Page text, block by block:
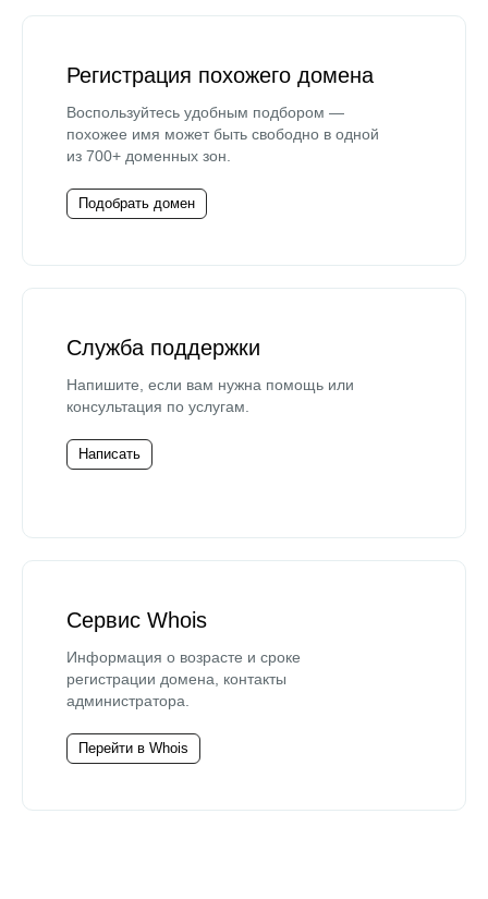
Регистрация похожего домена
Воспользуйтесь удобным подбором —
похожее имя может быть свободно в одной
из 700+ доменных зон.
Подобрать домен
Служба поддержки
Напишите, если вам нужна помощь или
консультация по услугам.
Написать
Сервис Whois
Информация о возрасте и сроке
регистрации домена, контакты
администратора.
Перейти в Whois